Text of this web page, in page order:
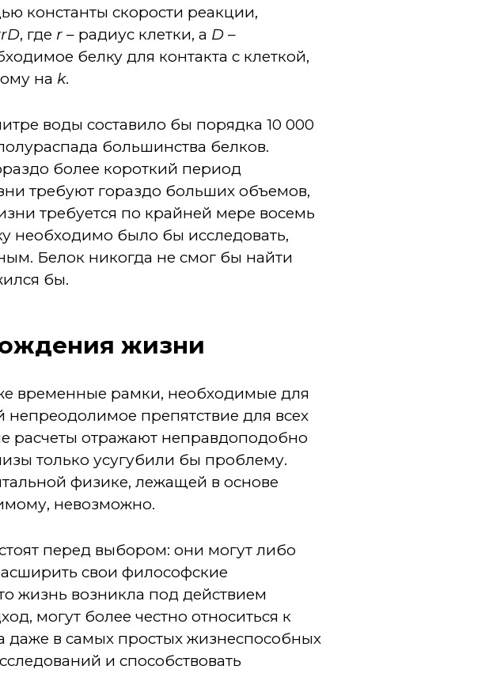
константы скорости реакции,
, где r – радиус клетки, а D –
белку для контакта с клеткой,
на k.
воды составило бы порядка 10 000
большинства белков.
более короткий период
требуют гораздо больших объемов,
требуется по крайней мере восемь
необходимо было бы исследовать,
Белок никогда не смог бы найти
бы.
жизни
временные рамки, необходимые для
препятствие для всех
отражают неправдоподобно
только усугубили бы проблему.
физике, лежащей в основе
невозможно.
перед выбором: они могут либо
свои философские
жизнь возникла под действием
могут более честно относиться к
даже в самых простых жизнеспособных
и способствовать